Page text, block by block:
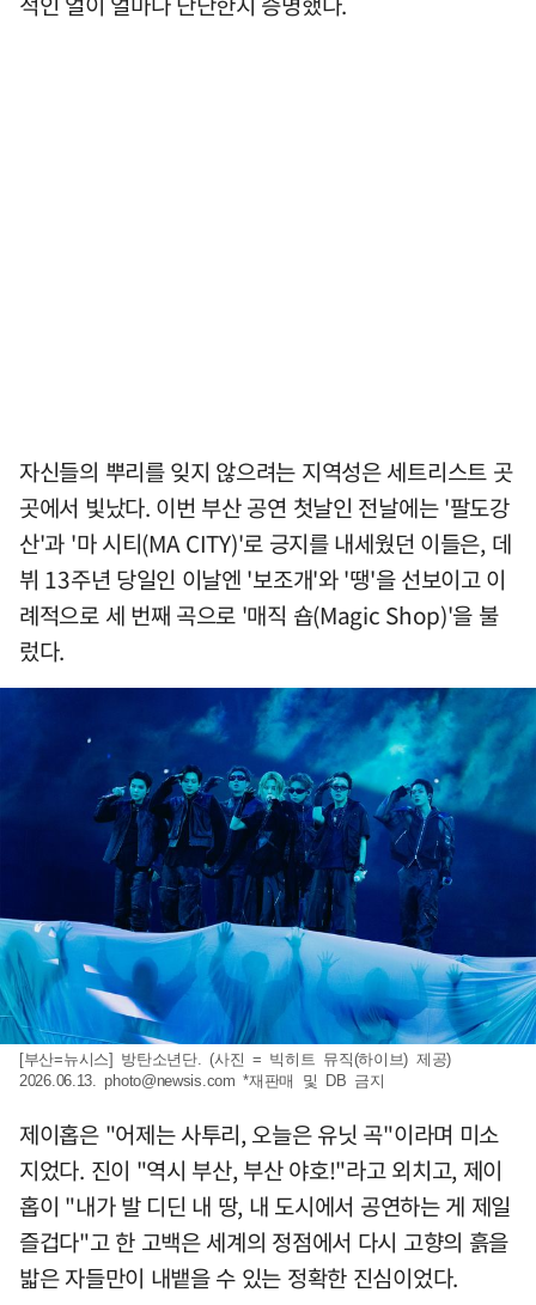
자신들의 뿌리를 잊지 않으려는 지역성은 세트리스트 곳
곳에서 빛났다. 이번 부산 공연 첫날인 전날에는 '팔도강
산'과 '마 시티(MA CITY)'로 긍지를 내세웠던 이들은, 데
뷔 13주년 당일인 이날엔 '보조개'와 '땡'을 선보이고 이
례적으로 세 번째 곡으로 '매직 숍(Magic Shop)'을 불
렀다.
[부산=뉴시스] 방탄소년단. (사진 = 빅히트 뮤직(하이브) 제공)
2026.06.13.photo@newsis.com *재판매 및 DB 금지
제이홉은 "어제는 사투리, 오늘은 유닛 곡"이라며 미소
지었다. 진이 "역시 부산, 부산 야호!"라고 외치고, 제이
홉이 "내가 발 디딘 내 땅, 내 도시에서 공연하는 게 제일
즐겁다"고 한 고백은 세계의 정점에서 다시 고향의 흙을
밟은 자들만이 내뱉을 수 있는 정확한 진심이었다.